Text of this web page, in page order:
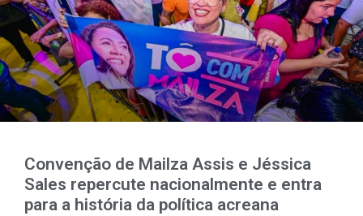
Convenção de Mailza Assis e Jéssica
Sales repercute nacionalmente e entra
para a história da política acreana